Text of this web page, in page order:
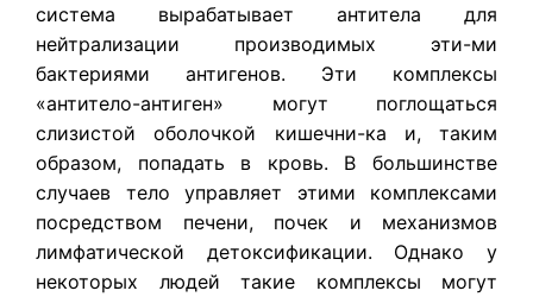
система вырабатывает антитела для
нейтрализации производимых эти-ми
бактериями антигенов. Эти комплексы
«антитело-антиген» могут поглощаться
слизистой оболочкой кишечни-ка и, таким
образом, попадать в кровь. В большинстве
случаев тело управляет этими комплексами
посредством печени, почек и механизмов
лимфатической детоксификации. Однако у
некоторых людей такие комплексы могут